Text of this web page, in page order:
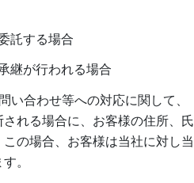
託する場合
継が行われる場合
い合わせ等への対応に関して、
れる場合に、お客様の住所、氏
の場合、お客様は当社に対し当
。